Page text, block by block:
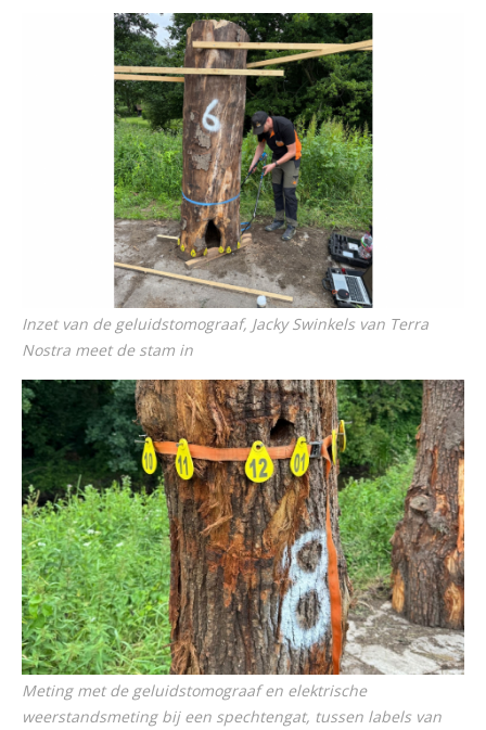
Inzet van de geluidstomograaf, Jacky Swinkels van Terra
Nostra meet de stam in
Meting met de geluidstomograaf en elektrische
weerstandsmeting bij een spechtengat, tussen labels van